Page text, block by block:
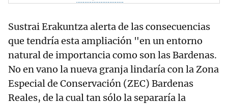
Sustrai Erakuntza alerta de las consecuencias
que tendría esta ampliación "en un entorno
natural de importancia como son las Bardenas.
No en vano la nueva granja lindaría con la Zona
Especial de Conservación (ZEC) Bardenas
Reales, de la cual tan sólo la separaría la